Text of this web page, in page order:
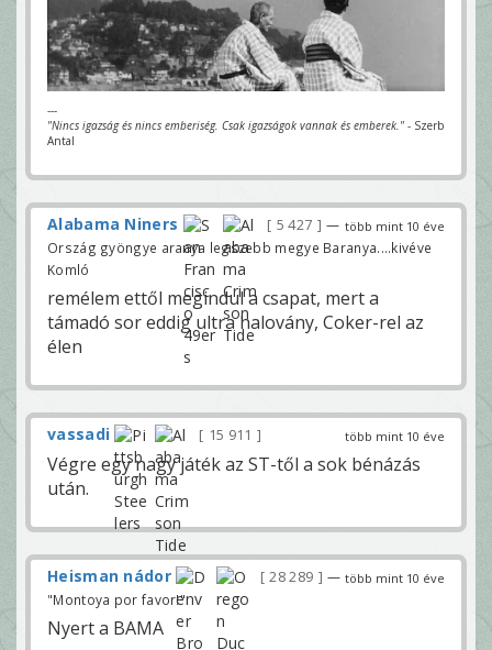
---
"Nincs igazság és nincs emberiség. Csak igazságok vannak és emberek." - Szerb
Antal
több mint 10 éve
Alabama Niners 5 427
—
Ország gyöngye aranya legszebb megye Baranya....kivéve
Komló
remélem ettől megindul a csapat, mert a
támadó sor eddig ultra halovány, Coker-rel az
élen
több mint 10 éve
vassadi 15 911
Végre egy nagy játék az ST-től a sok bénázás
után.
több mint 10 éve
Heisman nádor 28 289
—
"Montoya por favor!"
Nyert a BAMA